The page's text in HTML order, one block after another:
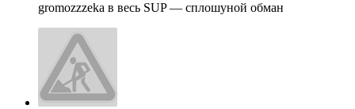
gromozzzeka в весь SUP — сплошyной обман